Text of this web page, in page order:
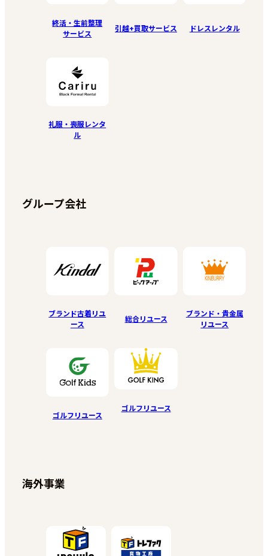
終活・生前整理
サービス
引越+買取サービス ドレスレンタル
礼服・喪服レンタ
ル
グループ会社
ブランド古着リユ
ース
総合リユース
ブランド・貴金属
リユース
ゴルフリユース
ゴルフリユース
海外事業